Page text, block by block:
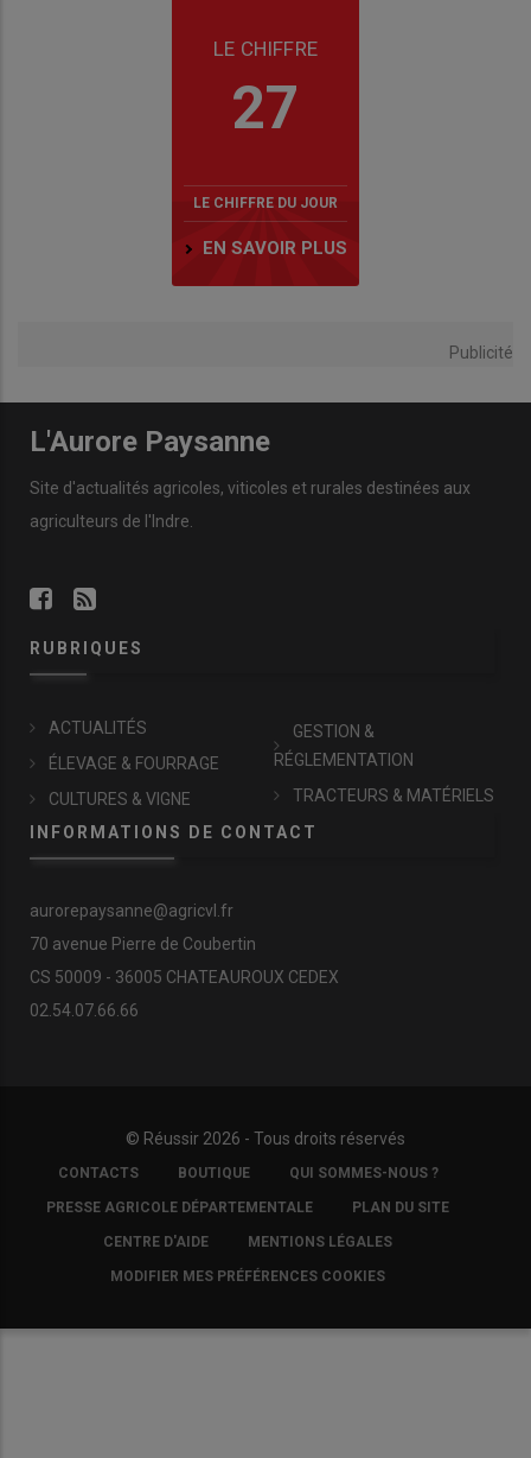
LE CHIFFRE
27
LE CHIFFRE DU JOUR
EN SAVOIR PLUS
Publicité
L'Aurore Paysanne
Site d'actualités agricoles, viticoles et rurales destinées aux
agriculteurs de l'Indre.
RUBRIQUES
ACTUALITÉS
ÉLEVAGE & FOURRAGE
CULTURES & VIGNE
GESTION &
RÉGLEMENTATION
TRACTEURS & MATÉRIELS
INFORMATIONS DE CONTACT
aurorepaysanne@agricvl.fr
70 avenue Pierre de Coubertin
CS 50009 - 36005 CHATEAUROUX CEDEX
02.54.07.66.66
© Réussir 2026 - Tous droits réservés
FOOTER
COPYRIGHT
CONTACTS BOUTIQUE QUI SOMMES-NOUS ?
PRESSE AGRICOLE DÉPARTEMENTALE PLAN DU SITE
CENTRE D'AIDE MENTIONS LÉGALES
MODIFIER MES PRÉFÉRENCES COOKIES